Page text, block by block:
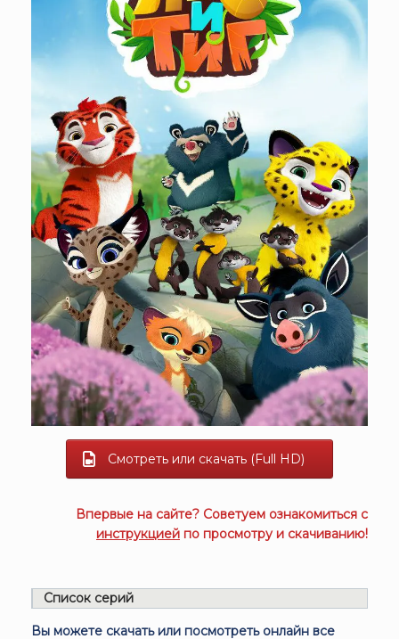
Смотреть или скачать (Full HD)
Впервые на сайте? Советуем ознакомиться с
инструкцией по просмотру и скачиванию!
Список серий
Вы можете скачать или посмотреть онлайн все